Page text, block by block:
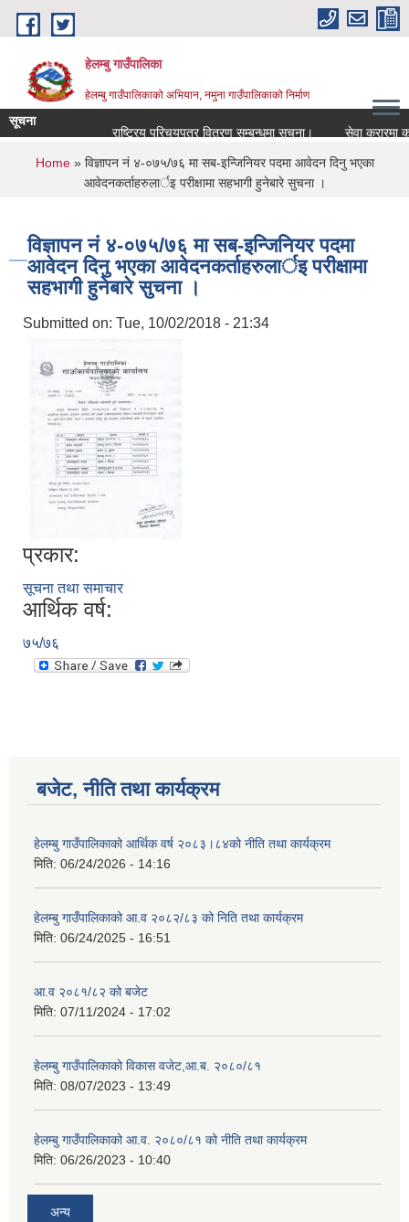
Skip to main content
हेलम्बु गाउँपालिका
हेलम्बु गाउँपालिकाको अभियान, नमुना गाउँपालिकाको निर्माण
सूचना
राष्ट्रिय परिचयपत्र वितरण सम्बन्धमा सूचना।
सेवा करारमा
You are here
Home» विज्ञापन नं ४-०७५/७६ मा सब-इन्जिनियर पदमा आवेदन दिनु भएका
आवेदनकर्ताहरुलार्इ परीक्षामा सहभागी हुनेबारे सुचना ।
विज्ञापन नं ४-०७५/७६ मा सब-इन्जिनियर पदमा
आवेदन दिनु भएका आवेदनकर्ताहरुलार्इ परीक्षामा
सहभागी हुनेबारे सुचना ।
Submitted on: Tue, 10/02/2018 - 21:34
प्रकार:
सूचना तथा समाचार
आर्थिक वर्ष:
७५/७६
बजेट, नीति तथा कार्यक्रम
हेलम्बु गाउँपालिकाको आर्थिक वर्ष २०८३।८४को नीति तथा कार्यक्रम
मिति: 06/24/2026 - 14:16
हेलम्बु गाउँपालिकाको आ.व २०८२/८३ को निति तथा कार्यक्रम
मिति: 06/24/2025 - 16:51
आ.व २०८१/८२ को बजेट
मिति: 07/11/2024 - 17:02
हेलम्बु गाउँपालिकाको विकास वजेट,आ.ब. २०८०/८१
मिति: 08/07/2023 - 13:49
हेलम्बु गाउँपालिकाको आ.व. २०८०/८१ को नीति तथा कार्यक्रम
मिति: 06/26/2023 - 10:40
अन्य